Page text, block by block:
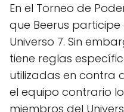
En el Torneo de
que Beerus
Universo 7. Sin
tiene reglas
utilizadas en contra
el equipo contrario
miembros del